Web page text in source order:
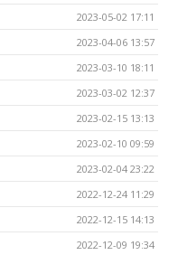
2023-05-02 17:11
2023-04-06 13:57
2023-03-10 18:11
2023-03-02 12:37
2023-02-15 13:13
2023-02-10 09:59
2023-02-04 23:22
2022-12-24 11:29
2022-12-15 14:13
2022-12-09 19:34